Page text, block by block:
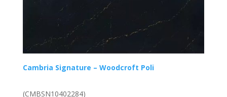
Cambria Signature – Woodcroft Poli
(CMBSN10402284)